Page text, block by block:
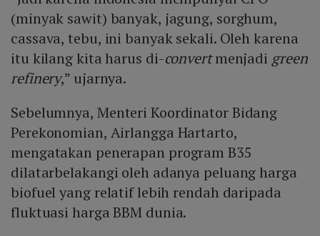
(minyak sawit) banyak, jagung, sorghum,
cassava, tebu, ini banyak sekali. Oleh karena
itu kilang kita harus di-convertmenjadi green
refinery,” ujarnya.
Sebelumnya, Menteri Koordinator Bidang
Perekonomian, Airlangga Hartarto,
mengatakan penerapan program B35
dilatarbelakangi oleh adanya peluang harga
biofuel yang relatif lebih rendah daripada
fluktuasi harga BBM dunia.